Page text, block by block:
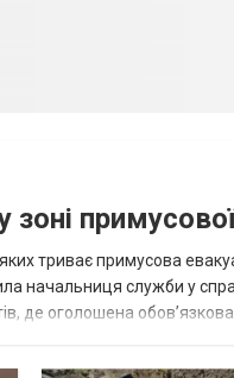
триває примусова
начальниця служби у
де оголошена